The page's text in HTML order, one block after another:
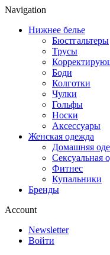
Navigation
Нижнее белье
Бюстгальтеры
Трусы
Боди
Колготки
Чулки
Гольфы
Носки
Аксессуары
Женская одежда
Домашняя
Сексуальная
Фитнес
Купальники
Бренды
Account
Newsletter
Войти